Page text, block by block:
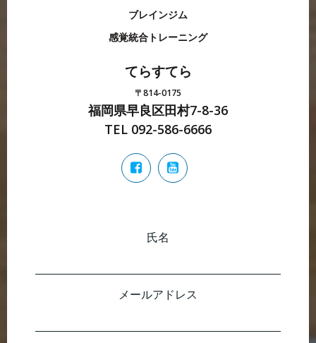
ブレインジム
感覚統合トレーニング
てらすてら
〒814-0175
福岡県早良区田村7-8-36
TEL 092-586-6666
氏名
メールアドレス